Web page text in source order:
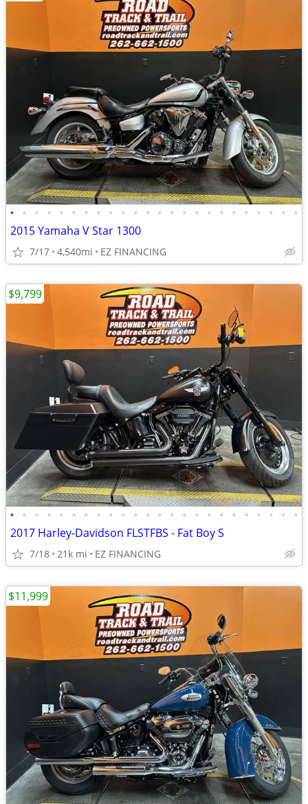
• • • • • • • • • • • • • • • • • • • • • • • •
2015 Yamaha V Star 1300
7/17 4,540mi EZ FINANCING
• • • • • • • • • • • • • • • • • • • • • • • •
2017 Harley-Davidson FLSTFBS - Fat Boy S
7/18 21k mi EZ FINANCING
$9,799
$11,999